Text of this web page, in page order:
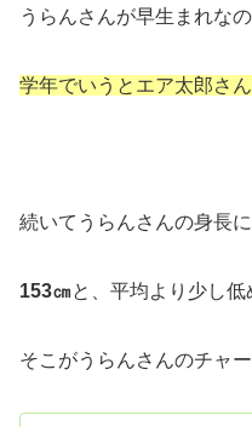
うらんさんが早生まれなの
学年でいうとエア太郎さ
続いてうらんさんの身長に
153㎝と、平均より少し低
そこがうらんさんのチャ